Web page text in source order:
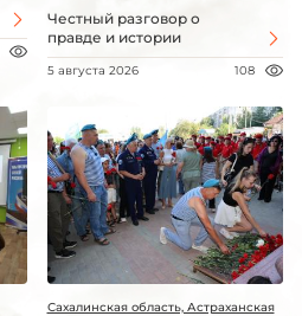
Честный разговор о
правде и истории
5 августа 2026 108
Сахалинская область, Астраханская